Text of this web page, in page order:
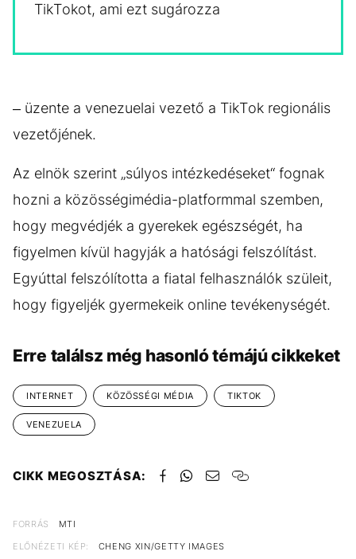
TikTokot, ami ezt sugározza
– üzente a venezuelai vezető a TikTok regionális
vezetőjének.
Az elnök szerint „súlyos intézkedéseket“ fognak
hozni a közösségimédia-platformmal szemben,
hogy megvédjék a gyerekek egészségét, ha
figyelmen kívül hagyják a hatósági felszólítást.
Egyúttal felszólította a fiatal felhasználók szüleit,
hogy figyeljék gyermekeik online tevékenységét.
Erre találsz még hasonló témájú cikkeket
INTERNET KÖZÖSSÉGI MÉDIA TIKTOK
VENEZUELA
CIKK MEGOSZTÁSA:
FORRÁS
MTI
ELŐNÉZETI KÉP:
CHENG XIN/GETTY IMAGES